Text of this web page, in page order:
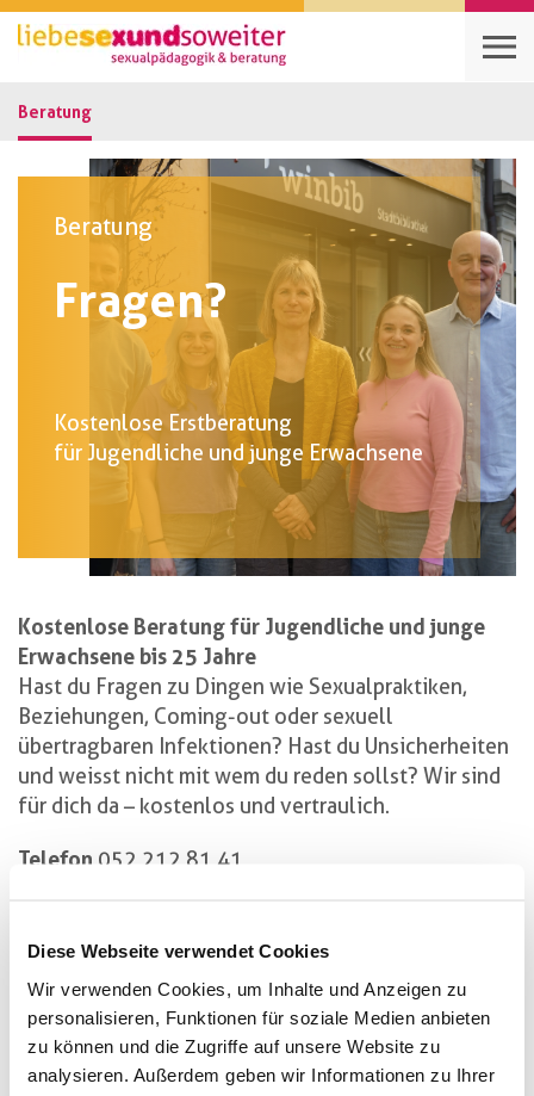
Diese Webseite verwendet Cookies
Wir verwenden Cookies, um Inhalte und Anzeigen zu
personalisieren, Funktionen für soziale Medien anbieten
zu können und die Zugriffe auf unsere Website zu
analysieren. Außerdem geben wir Informationen zu Ihrer
Beratung
Beratung
Fragen?
Kostenlose Erstberatung
für Jugendliche und junge Erwachsene
Kostenlose Beratung für Jugendliche und junge
Erwachsene bis 25 Jahre
Hast du Fragen zu Dingen wie Sexualpraktiken,
Beziehungen, Coming-out oder sexuell
übertragbaren Infektionen? Hast du Unsicherheiten
und weisst nicht mit wem du reden sollst? Wir sind
für dich da – kostenlos und vertraulich.
Telefon 052 212 81 41
WhatsApp
Komm vorbeiFeste Beratungszeiten jeden
Mittwoch von 15 – 19 Uhr